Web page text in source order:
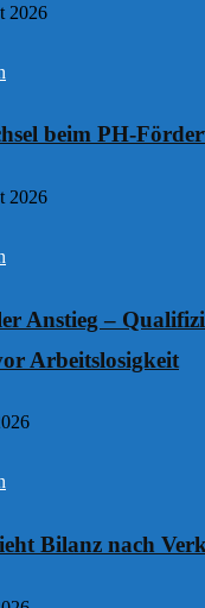
2026
beim PH-
2026
Anstieg –
Arbeitslosigkeit
Bilanz nach